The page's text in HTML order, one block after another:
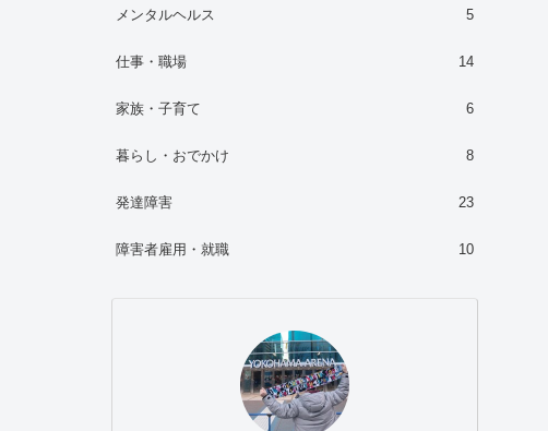
メンタルヘルス 5
仕事・職場 14
家族・子育て 6
暮らし・おでかけ 8
発達障害 23
障害者雇用・就職 10